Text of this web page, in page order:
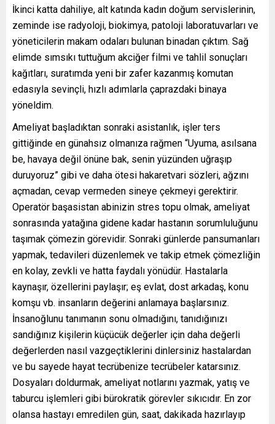
İkinci katta dahiliye, alt katında kadın doğum servislerinin,
zeminde ise radyoloji, biokimya, patoloji laboratuvarları ve
yöneticilerin makam odaları bulunan binadan çıktım. Sağ
elimde sımsıkı tuttuğum akciğer filmi ve tahlil sonuçları
kağıtları, suratımda yeni bir zafer kazanmış komutan
edasıyla sevinçli, hızlı adımlarla çaprazdaki binaya
yöneldim.
Ameliyat başladıktan sonraki asistanlık, işler ters
gittiğinde en günahsız olmanıza rağmen “Uyuma, asılsana
be, havaya değil önüne bak, senin yüzünden uğraşıp
duruyoruz” gibi ve daha ötesi hakaretvari sözleri, ağzını
açmadan, cevap vermeden sineye çekmeyi gerektirir.
Operatör başasistan abinizin stres topu olmak, ameliyat
sonrasında yatağına gidene kadar hastanın sorumluluğunu
taşımak çömezin görevidir. Sonraki günlerde pansumanları
yapmak, tedavileri düzenlemek ve takip etmek çömezliğin
en kolay, zevkli ve hatta faydalı yönüdür. Hastalarla
kaynaşır, özellerini paylaşır; eş evlat, dost arkadaş, konu
komşu vb. insanların değerini anlamaya başlarsınız.
İnsanoğlunu tanımanın sonu olmadığını, tanıdığınızı
sandığınız kişilerin küçücük değerler için daha değerli
değerlerden nasıl vazgeçtiklerini dinlersiniz hastalardan
ve bu sayede hayat tecrübenize tecrübeler katarsınız.
Dosyaları doldurmak, ameliyat notlarını yazmak, yatış ve
taburcu işlemleri gibi bürokratik görevler sıkıcıdır. En zor
olansa hastayı emredilen gün, saat, dakikada hazırlayıp